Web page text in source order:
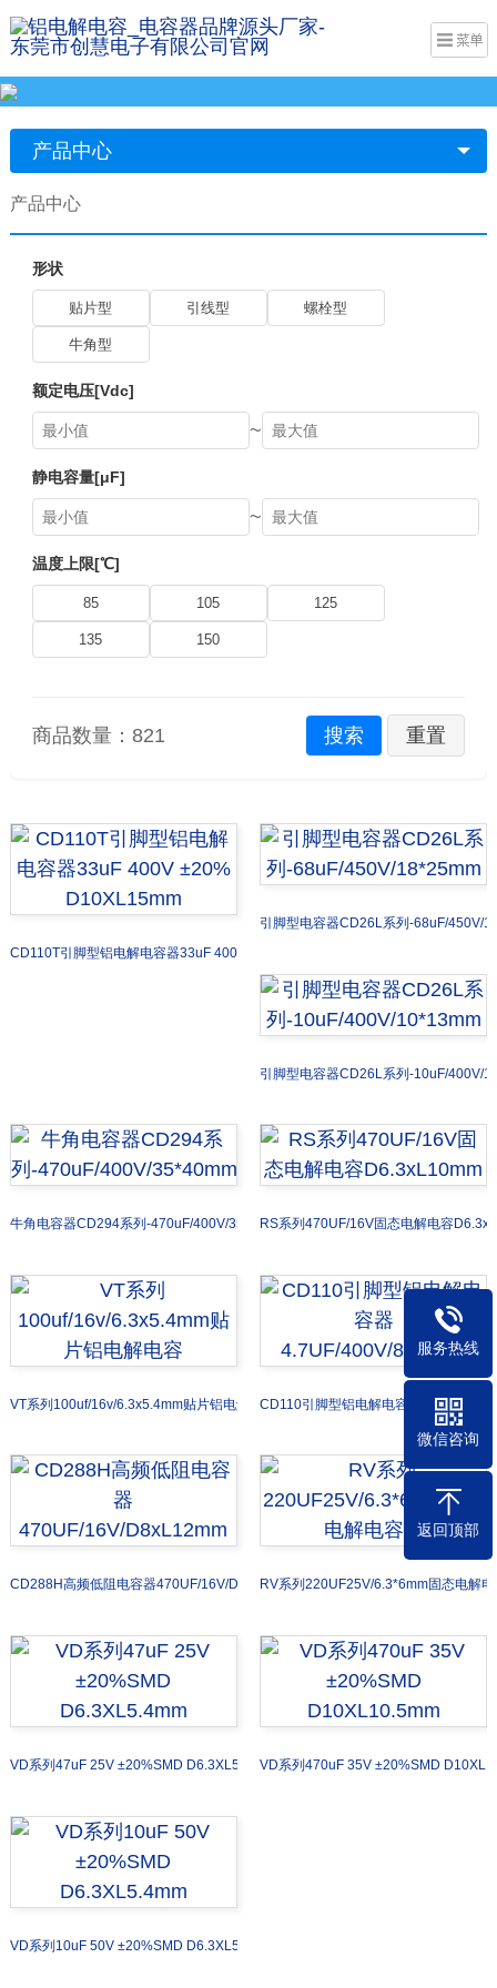
产品中心
产品中心
形状
贴片型 引线型 螺栓型
牛角型
额定电压[Vdc]
~
静电容量[μF]
~
温度上限[℃]
85 105 125
135 150
商品数量： 821 搜索 重置
CD110T引脚型铝电解电容器33uF 400V ±20% D10XL15mm
引脚型电容器CD26L系列-68uF/450V/
引脚型电容器CD26L系列-10uF/400V/
牛角电容器CD294系列-470uF/400V/35*40mmRS系列470UF/16V固态电解电容
VT系列100uf/16v/6.3x5.4mm贴片铝电解电容CD110引脚型铝电解电容器4.7UF/
CD288H高频低阻电容器470UF/16V/D8xL12mmRV系列220UF25V/6.3*6mm固态电解
VD系列47uF 25V ±20%SMD D6.3XL5.4mmVD系列470uF 35V ±20%SMD
VD系列10uF 50V ±20%SMD D6.3XL5.4mm
服务热线
微信咨询
返回顶部